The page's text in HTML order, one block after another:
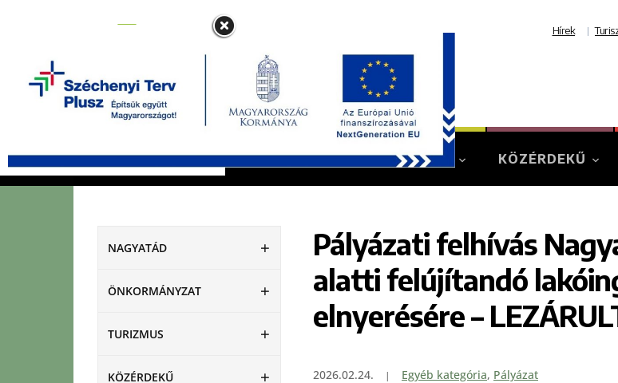
Hírek
NAGYATÁD ÖNKORMÁNYZAT TURIZMUS KÖZÉRDEKŰ
NAGYATÁD
ÖNKORMÁNYZAT
TURIZMUS
KÖZÉRDEKŰ
Pályázati felhívás
alatti felújítandó
elnyerésére –
2026.02.24. Egyéb kategória, Pályázat